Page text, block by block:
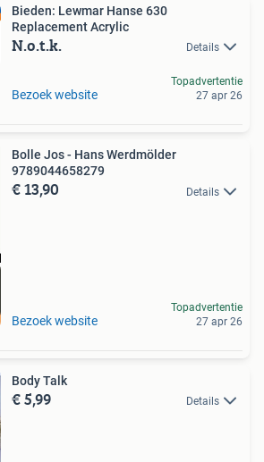
Bieden: Lewmar Hanse 630
Replacement Acrylic
N.o.t.k. Details
Bezoek website
Topadvertentie
27 apr 26
Bolle Jos - Hans Werdmölder
9789044658279
€ 13,90 Details
Bezoek website
Topadvertentie
27 apr 26
Body Talk
€ 5,99 Details